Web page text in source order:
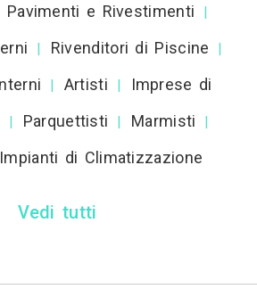
Pavimenti e Rivestimenti |
| Rivenditori di Piscine |
| Artisti |
Imprese di
| Parquettisti | Marmisti |
di Climatizzazione
Vedi tutti